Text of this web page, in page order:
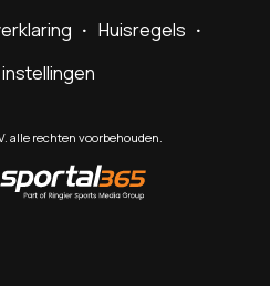
Huisregels
alle rechten voorbehouden.
by
Sportal365